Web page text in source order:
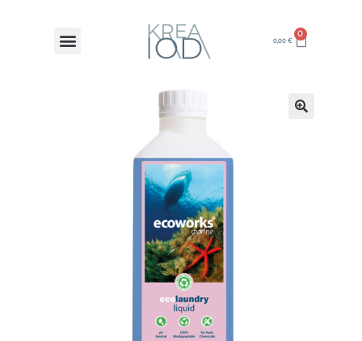
0,00 €
0